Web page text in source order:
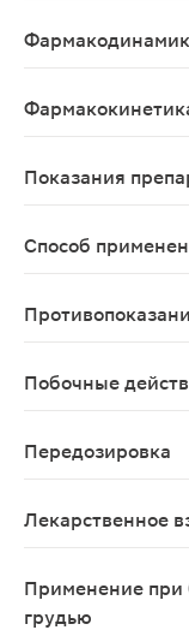
Показания
Способ
Побочные
Передозировка
Лекарственное
Применение при
грудью